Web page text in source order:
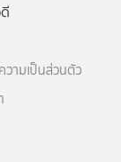
วามเป็นส่วนตัว